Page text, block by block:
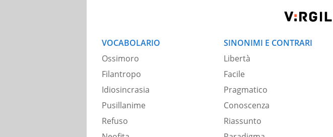
VOCABOLARIO
Ossimoro
Filantropo
Idiosincrasia
Pusillanime
Refuso
SINONIMI E CONTRARI
Libertà
Facile
Pragmatico
Conoscenza
Riassunto